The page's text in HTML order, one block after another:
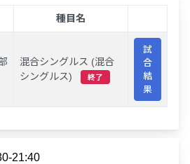
種目名
混合シングルス (混合
シングルス)
終了
試
合
結
果
21:40